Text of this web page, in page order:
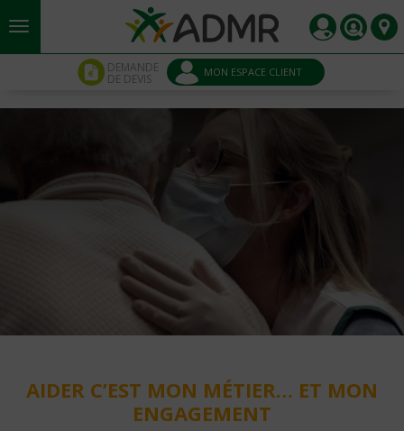
Aller au contenu principal
DEMANDE
DE DEVIS MON ESPACE CLIENT
AIDER C’EST MON MÉTIER… ET MON
ENGAGEMENT
Panneau de gestion des cookies